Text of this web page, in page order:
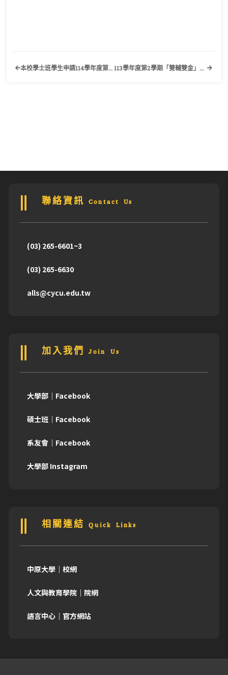
本校學士班學生申請114學年度第1學期輔系、雙主修作業事宜公告 113學年度第2學期「雙輔雙金」獎勵申請公告
聯絡資訊 Contact Us
(03) 265-6601~3
(03) 265-6630
alls@cycu.edu.tw
加入我們 Join Us
大學部｜Facebook
碩士班｜Facebook
系友會｜Facebook
大學部 Instagram
相關連結 Quick Links
中原大學｜校網
人文與教育學院｜院網
語言中心｜官方網站